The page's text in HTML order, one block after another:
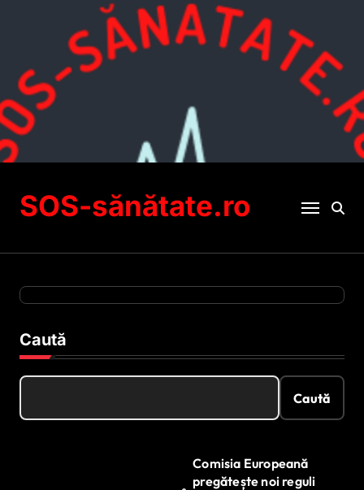
SOS-sănătate.ro
Caută
Caută
Comisia Europeană
pregătește noi reguli